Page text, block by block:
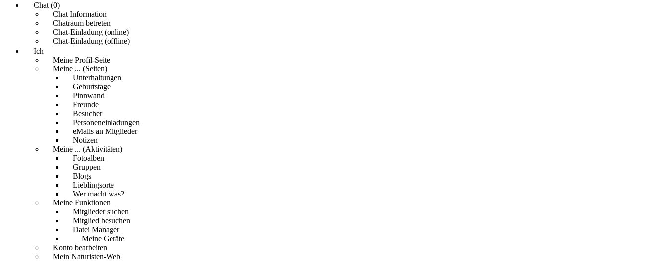
Chat (0)
Chat Information
Chatraum betreten
Chat-Einladung (online)
Chat-Einladung (offline)
Ich
Meine Profil-Seite
Meine ... (Seiten)
Unterhaltungen
Geburtstage
Pinnwand
Freunde
Besucher
Personeneinladungen
eMails an Mitglieder
Notizen
Meine ... (Aktivitäten)
Fotoalben
Gruppen
Blogs
Lieblingsorte
Wer macht was?
Meine Funktionen
Mitglieder suchen
Mitglied besuchen
Datei Manager
Meine Geräte
Konto bearbeiten
Mein Naturisten-Web